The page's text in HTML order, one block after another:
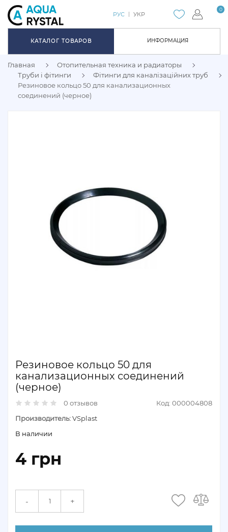
ИНФОРМАЦИЯ
0
РУС УКР
КАТАЛОГ ТОВАРОВ
Главная
Отопительная техника и радиаторы
Труби і фітинги
Фітинги для каналізаційних труб
Резиновое кольцо 50 для канализационных
соединений (черное)
Резиновое кольцо 50 для
канализационных соединений
(черное)
0 отзывов
Код: 000004808
Производитель:VSplast
В наличии
4 грн
- +